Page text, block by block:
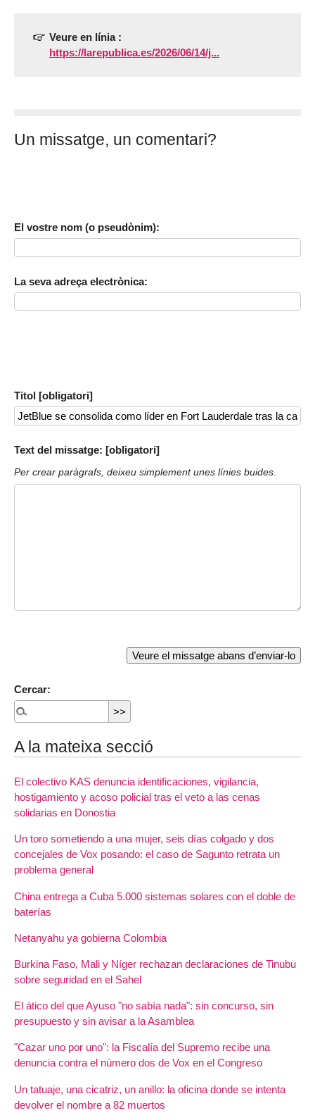
Veure en línia :
https://larepublica.es/2026/06/14/j...
Un missatge, un comentari?
El vostre nom (o pseudònim):
La seva adreça electrònica:
Titol [obligatori]
Text del missatge: [obligatori]
Per crear paràgrafs, deixeu simplement unes línies buides.
Cercar:
A la mateixa secció
El colectivo KAS denuncia identificaciones, vigilancia,
hostigamiento y acoso policial tras el veto a las cenas
solidarias en Donostia
Un toro sometiendo a una mujer, seis días colgado y dos
concejales de Vox posando: el caso de Sagunto retrata un
problema general
China entrega a Cuba 5.000 sistemas solares con el doble de
baterías
Netanyahu ya gobierna Colombia
Burkina Faso, Mali y Níger rechazan declaraciones de Tinubu
sobre seguridad en el Sahel
El ático del que Ayuso "no sabía nada": sin concurso, sin
presupuesto y sin avisar a la Asamblea
"Cazar uno por uno": la Fiscalía del Supremo recibe una
denuncia contra el número dos de Vox en el Congreso
Un tatuaje, una cicatriz, un anillo: la oficina donde se intenta
devolver el nombre a 82 muertos